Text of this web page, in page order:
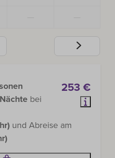
253 €
bei
und Abreise am